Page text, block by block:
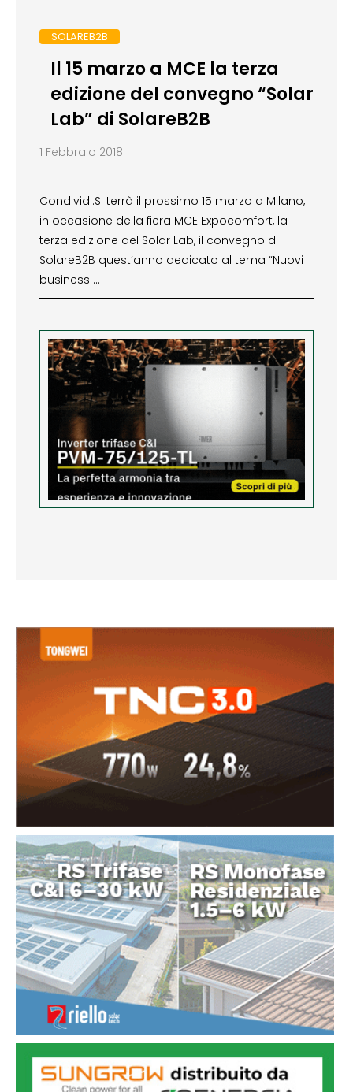
SOLAREB2B
Il 15 marzo a MCE la terza
edizione del convegno “Solar
Lab” di SolareB2B
1 Febbraio 2018
Condividi:Si terrà il prossimo 15 marzo a Milano,
in occasione della fiera MCE Expocomfort, la
terza edizione del Solar Lab, il convegno di
SolareB2B quest’anno dedicato al tema “Nuovi
business …